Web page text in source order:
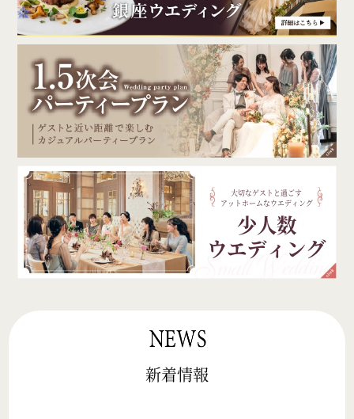
大切なゲストと過ごす
アットホームなウエディング
少人数
ウエディング
新着情報